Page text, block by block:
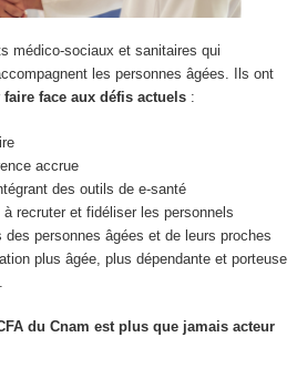
médico-sociaux et sanitaires qui
les personnes âgées. Ils ont
faire face aux défis actuels:
accrue
des outils de e-santé
recruter et fidéliser les personnels
des personnes âgées et de leurs proches
plus âgée, plus dépendante et porteuse
du Cnam est plus que jamais acteur